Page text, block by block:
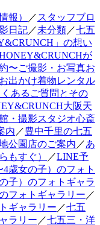
報） ／ スタッフブロ
日記／未分類／七五
」の想い
が
〜ご撮影・お写真お
お出かけ着物レンタル
あるご質問とその
大阪天
・撮影スタジオ心斎
内 ／豊中千里の七五
公園店のご案内 ／あ
もすぐ）
／LINE予
歳女の子）のフォト
子）のフォトギャラ
フォトギャラリー ／
ギャラリー ／七五
ラリー ／七五三・洋